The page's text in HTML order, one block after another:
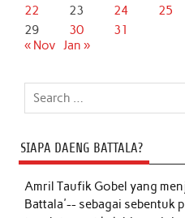
22
23 24 25
29
30
31
« Nov Jan »
SIAPA DAENG BATTALA?
Amril Taufik Gobelyang
Battala'-- sebagai sebentuk